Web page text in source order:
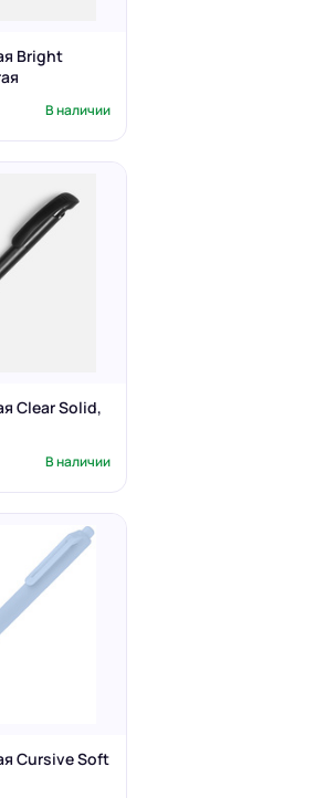
Bright
В наличии
Clear Solid,
В наличии
Cursive Soft